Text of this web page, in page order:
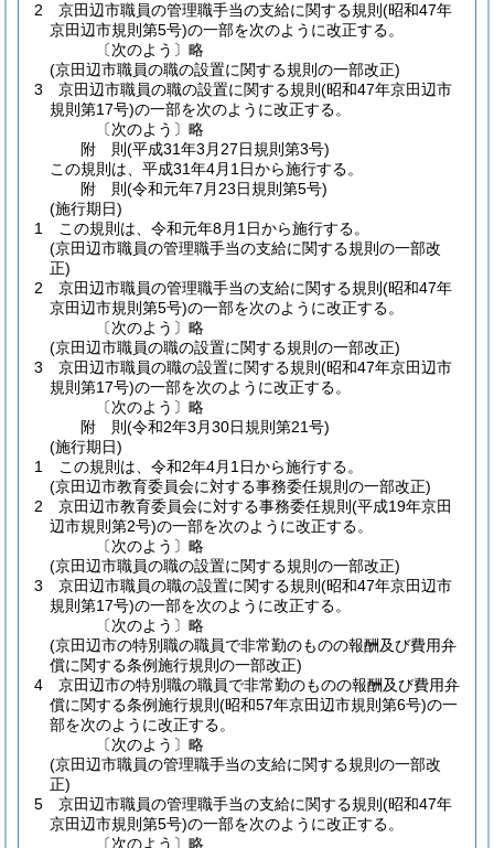
2
京田辺市職員の管理職手当の支給に関する規則 (昭和47年
京田辺市規則第5号)の一部を次のように改正する。
〔次のよう〕略
(京田辺市職員の職の設置に関する規則の一部改正)
3
京田辺市職員の職の設置に関する規則 (昭和47年京田辺市
規則第17号)の一部を次のように改正する。
〔次のよう〕略
附 則(平成31年3月27日規則第3号)
この規則は、平成31年4月1日から施行する。
附 則(令和元年7月23日規則第5号)
(施行期日)
1
この規則は、令和元年8月1日から施行する。
(京田辺市職員の管理職手当の支給に関する規則の一部改
正)
2
京田辺市職員の管理職手当の支給に関する規則 (昭和47年
京田辺市規則第5号)の一部を次のように改正する。
〔次のよう〕略
(京田辺市職員の職の設置に関する規則の一部改正)
3
京田辺市職員の職の設置に関する規則 (昭和47年京田辺市
規則第17号)の一部を次のように改正する。
〔次のよう〕略
附 則(令和2年3月30日規則第21号)
(施行期日)
1
この規則は、令和2年4月1日から施行する。
(京田辺市教育委員会に対する事務委任規則の一部改正)
2
京田辺市教育委員会に対する事務委任規則 (平成19年京田
辺市規則第2号)の一部を次のように改正する。
〔次のよう〕略
(京田辺市職員の職の設置に関する規則の一部改正)
3
京田辺市職員の職の設置に関する規則 (昭和47年京田辺市
規則第17号)の一部を次のように改正する。
〔次のよう〕略
(京田辺市の特別職の職員で非常勤のものの報酬及び費用弁
償に関する条例施行規則の一部改正)
4
京田辺市の特別職の職員で非常勤のものの報酬及び費用弁
償に関する条例施行規則 (昭和57年京田辺市規則第6号)の一
部を次のように改正する。
〔次のよう〕略
(京田辺市職員の管理職手当の支給に関する規則の一部改
正)
5
京田辺市職員の管理職手当の支給に関する規則 (昭和47年
京田辺市規則第5号)の一部を次のように改正する。
〔次のよう〕略